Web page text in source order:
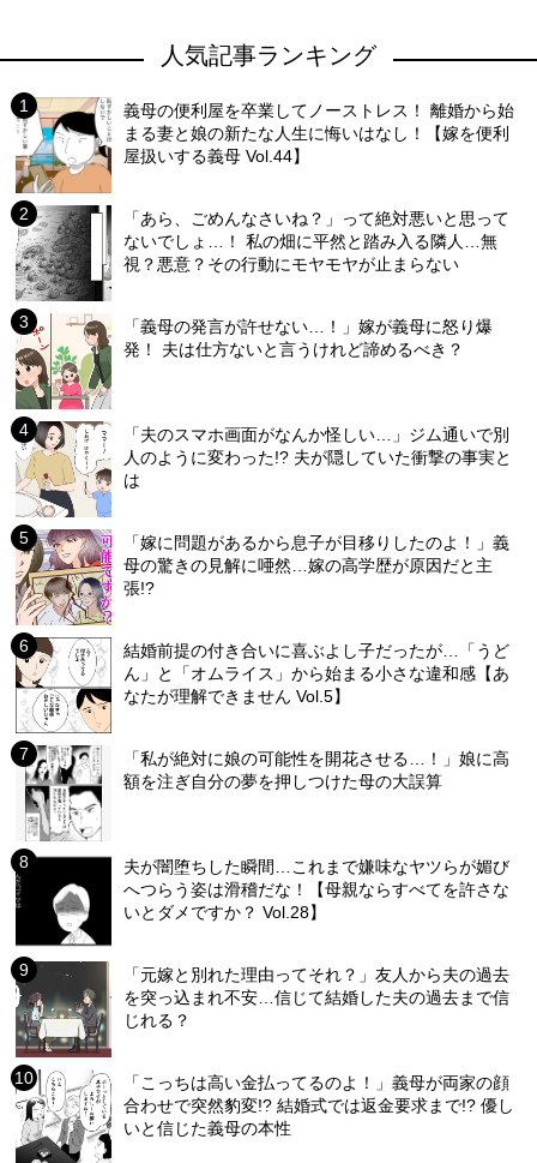
人気記事ランキング
義母の便利屋を卒業してノーストレス！ 離婚から始
まる妻と娘の新たな人生に悔いはなし！【嫁を便利
屋扱いする義母 Vol.44】
「あら、ごめんなさいね？」って絶対悪いと思って
ないでしょ…！ 私の畑に平然と踏み入る隣人…無
視？悪意？その行動にモヤモヤが止まらない
「義母の発言が許せない…！」嫁が義母に怒り爆
発！ 夫は仕方ないと言うけれど諦めるべき？
「夫のスマホ画面がなんか怪しい…」ジム通いで別
人のように変わった!? 夫が隠していた衝撃の事実と
は
「嫁に問題があるから息子が目移りしたのよ！」義
母の驚きの見解に唖然…嫁の高学歴が原因だと主
張!?
結婚前提の付き合いに喜ぶよし子だったが…「うど
ん」と「オムライス」から始まる小さな違和感【あ
なたが理解できません Vol.5】
「私が絶対に娘の可能性を開花させる…！」娘に高
額を注ぎ自分の夢を押しつけた母の大誤算
夫が闇堕ちした瞬間…これまで嫌味なヤツらが媚び
へつらう姿は滑稽だな！【母親ならすべてを許さな
いとダメですか？ Vol.28】
「元嫁と別れた理由ってそれ？」友人から夫の過去
を突っ込まれ不安…信じて結婚した夫の過去まで信
じれる？
「こっちは高い金払ってるのよ！」義母が両家の顔
合わせで突然豹変!? 結婚式では返金要求まで!? 優し
いと信じた義母の本性